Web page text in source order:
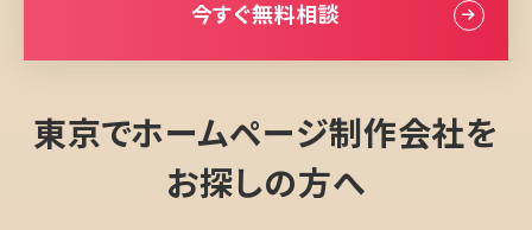
今すぐ無料相談
東京でホームページ制作会社を
お探しの方へ